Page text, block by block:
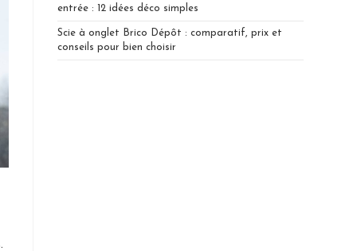
entrée : 12 idées déco simples
Scie à onglet Brico Dépôt : comparatif, prix et
conseils pour bien choisir